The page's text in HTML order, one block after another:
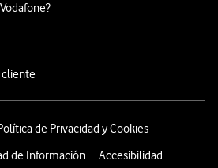
cliente
de Privacidad y Cookies
de Información
Accesibilidad